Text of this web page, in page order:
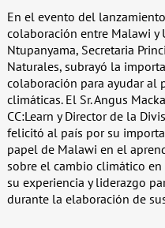
En el evento del
colaboración entre Malawi y
Ntupanyama, Secretaria
Naturales, subrayó la
colaboración para ayudar al
climáticas. El Sr. Angus
CC:Learn y Director de la
felicitó al país por su
papel de Malawi en el
sobre el cambio climático
su experiencia y liderazgo
durante la elaboración de